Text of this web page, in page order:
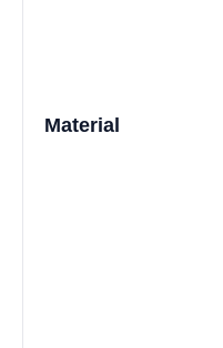
Material